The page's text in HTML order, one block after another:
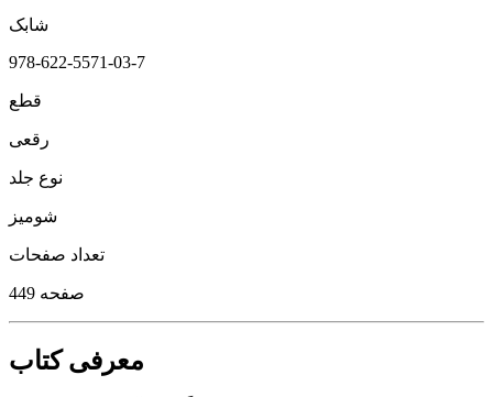
شابک
978-622-5571-03-7
قطع
رقعی
نوع جلد
شومیز
تعداد صفحات
449 صفحه
معرفی کتاب